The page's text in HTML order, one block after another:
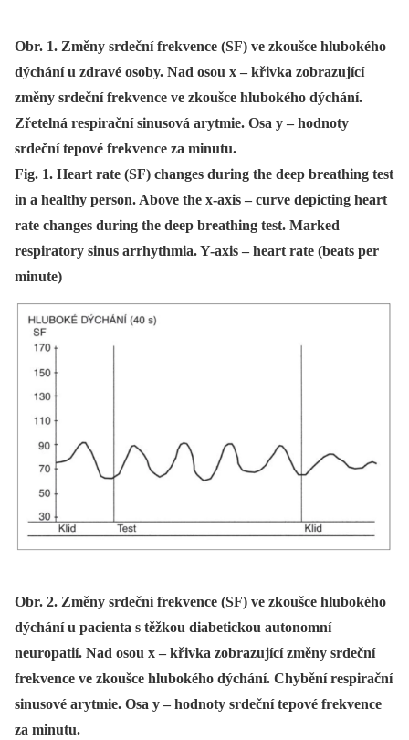
Obr. 1. Změny srdeční frekvence (SF) ve zkoušce hlubokého
dýchání u zdravé osoby. Nad osou x – křivka zobrazující
změny srdeční frekvence ve zkoušce hlubokého dýchání.
Zřetelná respirační sinusová arytmie. Osa y – hodnoty
srdeční tepové frekvence za minutu.
Fig. 1. Heart rate (SF) changes during the deep breathing test
in a healthy person. Above the x-axis – curve depicting heart
rate changes during the deep breathing test. Marked
respiratory sinus arrhythmia. Y-axis – heart rate (beats per
minute)
Obr. 2. Změny srdeční frekvence (SF) ve zkoušce hlubokého
dýchání u pacienta s těžkou diabetickou autonomní
neuropatií. Nad osou x – křivka zobrazující změny srdeční
frekvence ve zkoušce hlubokého dýchání. Chybění respirační
sinusové arytmie. Osa y – hodnoty srdeční tepové frekvence
za minutu.